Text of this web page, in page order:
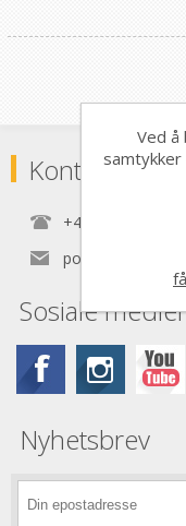
+47 22 30 40 70
Sosiale medier
Nyhetsbrev
Ved å